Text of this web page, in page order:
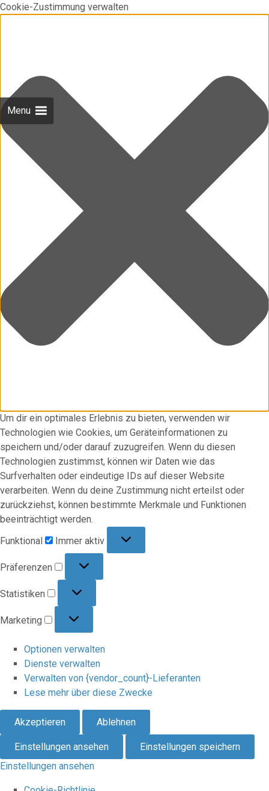
Cookie-Zustimmung verwalten
Um dir ein optimales Erlebnis zu bieten, verwenden wir
Technologien wie Cookies, um Geräteinformationen zu
speichern und/oder darauf zuzugreifen. Wenn du diesen
Technologien zustimmst, können wir Daten wie das
Surfverhalten oder eindeutige IDs auf dieser Website
verarbeiten. Wenn du deine Zustimmung nicht erteilst oder
zurückziehst, können bestimmte Merkmale und Funktionen
beeinträchtigt werden.
Funktional
Immer aktiv
Präferenzen
Statistiken
Marketing
Optionen verwalten
Dienste verwalten
Verwalten von {vendor_count}-Lieferanten
Lese mehr über diese Zwecke
Akzeptieren Ablehnen
Einstellungen ansehen
Einstellungen speichern
Einstellungen ansehen
Menu